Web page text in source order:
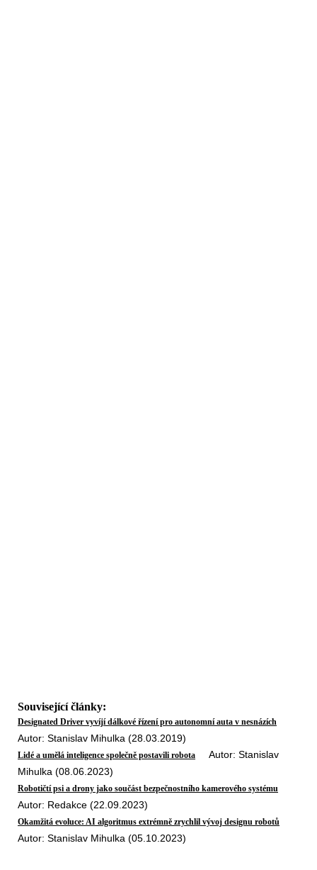
Související články:
Designated Driver vyvíjí dálkové řízení pro autonomní auta v nesnázích
Autor: Stanislav Mihulka (28.03.2019)
Lidé a umělá inteligence společně postavili robota Autor: Stanislav
Mihulka (08.06.2023)
Robotičtí psi a drony jako součást bezpečnostního kamerového systému
Autor: Redakce (22.09.2023)
Okamžitá evoluce: AI algoritmus extrémně zrychlil vývoj designu robotů
Autor: Stanislav Mihulka (05.10.2023)